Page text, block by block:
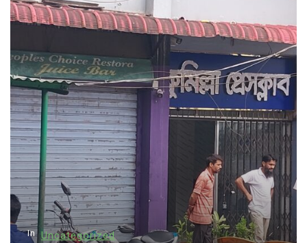
t
a
v
i
g
a
t
i
o
n
In Uncategorized